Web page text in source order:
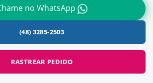
no WhatsApp
(48) 3285-2503
RASTREAR PEDIDO